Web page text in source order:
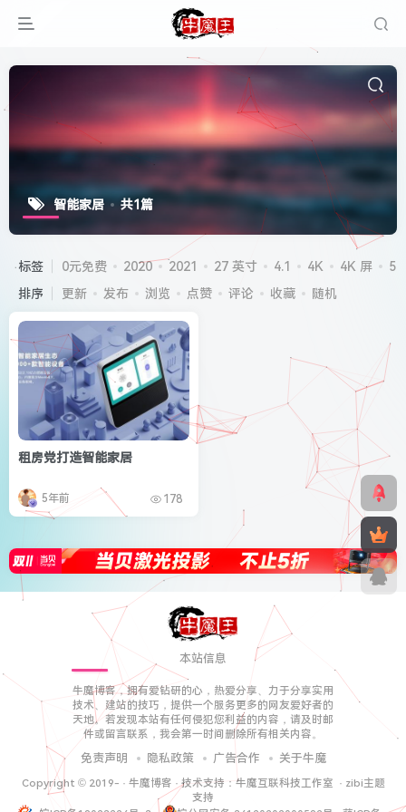
智能家居 共1篇
标签 0元免费 2020 2021 27 英寸 4.1 4K 4K 屏
5G
排序
更新 发布 浏览 点赞 评论 收藏 随机
租房党打造智能家居
5年前 178
本站信息
牛魔博客，拥有爱钻研的心，热爱分享、力于分享实用
技术、建站的技巧，提供一个服务更多的网友爱好者的
天地。若发现本站有任何侵犯您利益的内容，请及时邮
件或留言联系，我会第一时间删除所有相关内容。
免责声明 隐私政策 广告合作 关于牛魔
Copyright © 2019- · 牛魔博客 · 技术支持： 牛魔互联科技工作室 · zibi主题
支持